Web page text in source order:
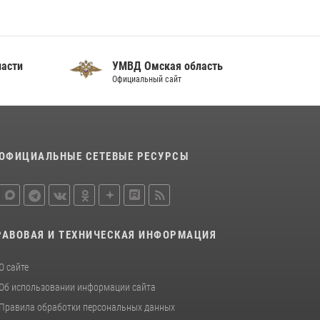
Росгвардейцы приняли участие в крестном
28 июля 2026, 01:44 6
УМВД Омская область
Официальный сайт
СЕТЕВЫЕ РЕСУРСЫ
И ТЕХНИЧЕСКАЯ ИНФОРМАЦИЯ
О сайте
Об использовании информации сайта
Правила обработки персональных данных